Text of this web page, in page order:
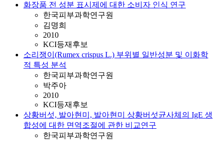
화장품 전 성분 표시제에 대한 소비자 인식 연구
한국피부과학연구원
김명희
2010
KCI등재후보
소리쟁이(Rumex crispus L.) 부위별 일반성분 및 이화학
적 특성 분석
한국피부과학연구원
박주아
2010
KCI등재후보
상황버섯, 발아현미, 발아현미 상황버섯균사체의 IgE 생
합성에 대한 면역조절에 관한 비교연구
한국피부과학연구원